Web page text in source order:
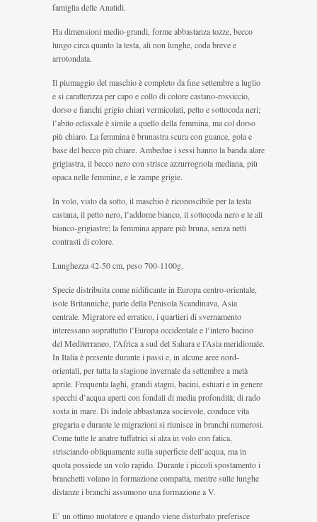
famiglia delle Anatidi.
Ha dimensioni medio-grandi, forme abbastanza tozze, becco
lungo circa quanto la testa, ali non lunghe, coda breve e
arrotondata.
Il piumaggio del maschio è completo da fine settembre a luglio
e si caratterizza per capo e collo di colore castano-rossiccio,
dorso e fianchi grigio chiari vermicolati, petto e sottocoda neri;
l’abito eclissale è simile a quello della femmina, ma col dorso
più chiaro. La femmina è brunastra scura con guance, gola e
base del becco più chiare. Ambedue i sessi hanno la banda alare
grigiastra, il becco nero con strisce azzurrognola mediana, più
opaca nelle femmine, e le zampe grigie.
In volo, visto da sotto, il maschio è riconoscibile per la testa
castana, il petto nero, l’addome bianco, il sottocoda nero e le ali
bianco-grigiastre; la femmina appare più bruna, senza netti
contrasti di colore.
Lunghezza 42-50 cm, peso 700-1100g.
Specie distribuita come nidificante in Europa centro-orientale,
isole Britanniche, parte della Penisola Scandinava, Asia
centrale. Migratore ed erratico, i quartieri di svernamento
interessano soprattutto l’Europa occidentale e l’intero bacino
del Mediterraneo, l’Africa a sud del Sahara e l’Asia meridionale.
In Italia è presente durante i passi e, in alcune aree nord-
orientali, per tutta la stagione invernale da settembre a metà
aprile. Frequenta laghi, grandi stagni, bacini, estuari e in genere
specchi d’acqua aperti con fondali di media profondità; di rado
sosta in mare. Di indole abbastanza socievole, conduce vita
gregaria e durante le migrazioni si riunisce in branchi numerosi.
Come tutte le anatre tuffatrici si alza in volo con fatica,
strisciando obliquamente sulla superficie dell’acqua, ma in
quota possiede un volo rapido. Durante i piccoli spostamento i
branchetti volano in formazione compatta, mentre sulle lunghe
distanze i branchi assumono una formazione a V.
E’ un ottimo nuotatore e quando viene disturbato preferisce